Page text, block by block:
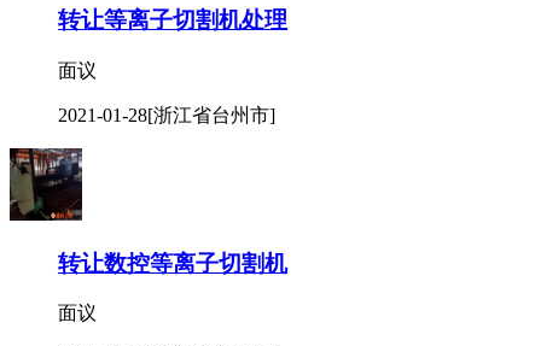
转让等离子切割机处理
面议
2021-01-28[浙江省台州市]
转让数控等离子切割机
面议